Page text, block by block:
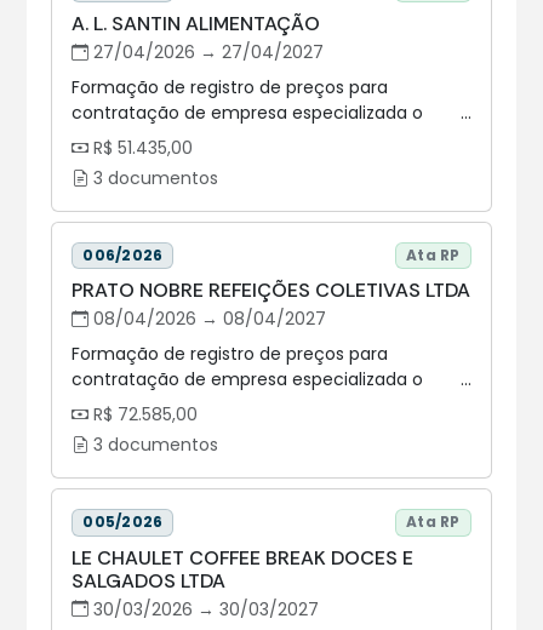
A. L. SANTIN ALIMENTAÇÃO
27/04/2026 → 27/04/2027
Formação de registro de preços para
contratação de empresa especializada o
fornecimento de coffee break, coquetel, kit
lanche e refeições prontas tipo “marmitex”,
conforme demanda, para atender as
necessidades da Assembleia Legislativa do
Estado do Paraná - ALEP. LOTE 4 - Marmitex
R$ 51.435,00
3 documentos
006/2026 Ata RP
PRATO NOBRE REFEIÇÕES COLETIVAS LTDA
08/04/2026 → 08/04/2027
Formação de registro de preços para
contratação de empresa especializada o
fornecimento de coffee break, coquetel, kit
lanche e refeições prontas tipo “marmitex”,
conforme demanda, para atender as
necessidades da Assembleia Legislativa do
Estado do Paraná - ALEP. LOTE 3 - Kit Lanche
R$ 72.585,00
3 documentos
005/2026 Ata RP
LE CHAULET COFFEE BREAK DOCES E
SALGADOS LTDA
30/03/2026 → 30/03/2027